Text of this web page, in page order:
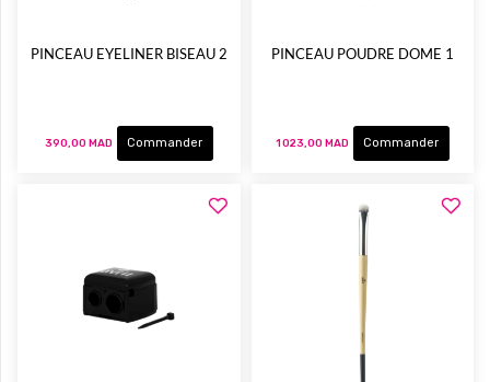
PINCEAU EYELINER BISEAU 2
390,00 MAD Commander
PINCEAU POUDRE DOME 1
1 023,00 MAD Commander